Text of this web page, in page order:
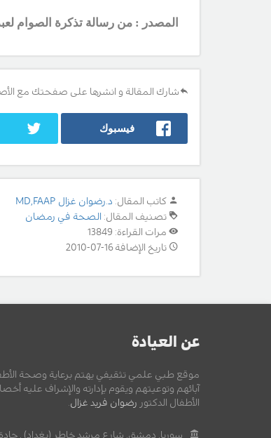
المصدر : من رسالة تذكرة الصوام
شارك المقالة و انشرها على صفحتك مع
فيسبوك
كاتب المقال: د.رضوان غزال MD,FAAP
تصنيف المقال: الصحة في رمضان
مرات القراءة: 13849
تاريخ الإضافة 16-07-2010
عن العيادة
موقع طبي علمي تثقيفي يهتم برعاية وصحة
آبائهم وتوعيتهم ويقوم بإدارته والإشراف عليه
الأطفال الدكتور رضوان فريد غزال.
سوريا, دمشق, شارع مرشد خاطر (بغداد) ,